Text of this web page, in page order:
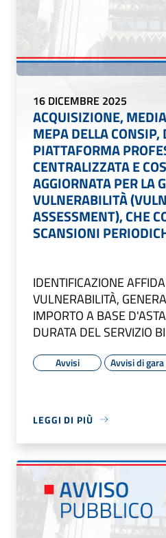
16 DICEMBRE 2025
ACQUISIZIONE,
MEPA DELLA CONSIP,
PIATTAFORMA
CENTRALIZZATA E
AGGIORNATA PER LA
VULNERABILITÀ
ASSESSMENT), CHE
SCANSIONI
IDENTIFICAZIONE
VULNERABILITÀ,
IMPORTO A BASE
DURATA DEL SERVIZIO
Avvisi Avvisi di
LEGGI DI PIÙ